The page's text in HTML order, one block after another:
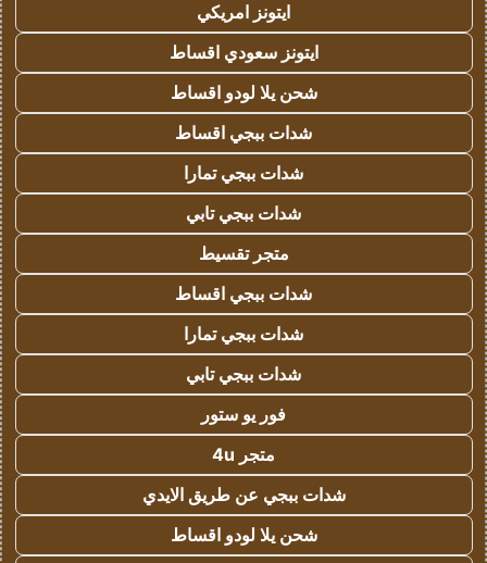
ايتونز امريكي
ايتونز سعودي اقساط
شحن يلا لودو اقساط
شدات ببجي اقساط
شدات ببجي تمارا
شدات ببجي تابي
متجر تقسيط
شدات ببجي اقساط
شدات ببجي تمارا
شدات ببجي تابي
فور يو ستور
متجر 4u
شدات ببجي عن طريق الايدي
شحن يلا لودو اقساط